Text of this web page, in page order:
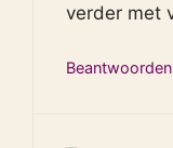
verder met
Beantwoorden